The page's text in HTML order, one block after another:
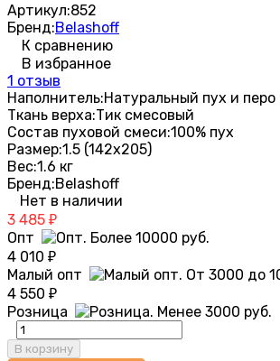
Артикул:852
Бренд:Belashoff
К сравнению
В избранное
1 отзыв
Наполнитель:Натуральный пух и перо
Ткань верха:Тик смесовый
Состав пуховой смеси:100% пух
Размер:1.5 (142х205)
Вес:1.6 кг
Бренд:Belashoff
Нет в наличии
3 485 ₽
Опт
4 010 ₽
Малый опт
4 550 ₽
Розница
В корзину